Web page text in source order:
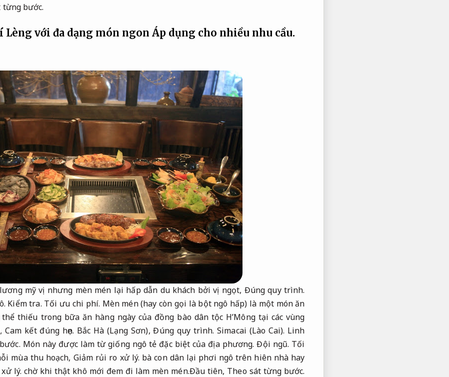
từng bước.
Lèng với đa dạng món ngon Áp dụng cho nhiều nhu cầu.
mỹ vị nhưng mèn mén lại hấp dẫn du khách bởi vị ngọt, Đúng quy trình.
Kiểm tra. Tối ưu chi phí. Mèn mén (hay còn gọi là bột ngô hấp) là một món ăn
thiếu trong bữa ăn hàng ngày của đồng bào dân tộc H’Mông tại các vùng
Cam kết đúng hẹn. Bắc Hà (Lạng Sơn),Đúng quy trình. Simacai (Lào Cai). Linh
Món này được làm từ giống ngô tẻ đặc biệt của địa phương.Đội ngũ. Tối
mùa thu hoạch, Giảm rủi ro xử lý. bà con dân lại phơi ngô trên hiên nhà hay
lý. chờ khi thật khô mới đem đi làm mèn mén.Đầu tiên, Theo sát từng bước.